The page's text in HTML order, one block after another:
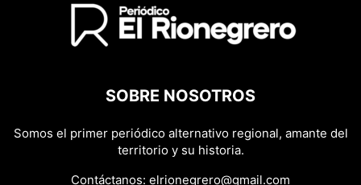
SOBRE NOSOTROS
Somos el primer periódico alternativo regional, amante del
territorio y su historia.
Contáctanos: elrionegrero@gmail.com